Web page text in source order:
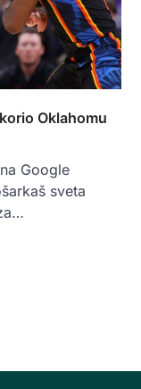
Oklahomu
Google
sveta